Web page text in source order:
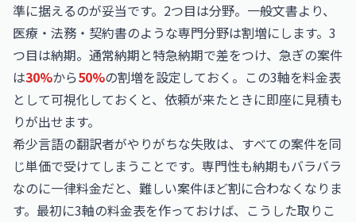
準に据えるのが妥当です。2つ目は分野。一般文書より、
医療・法務・契約書のような専門分野は割増にします。3
つ目は納期。通常納期と特急納期で差をつけ、急ぎの案件
は30%から50%の割増を設定しておく。この3軸を料金表
として可視化しておくと、依頼が来たときに即座に見積も
りが出せます。
希少言語の翻訳者がやりがちな失敗は、すべての案件を同
じ単価で受けてしまうことです。専門性も納期もバラバラ
なのに一律料金だと、難しい案件ほど割に合わなくなりま
す。最初に3軸の料金表を作っておけば、こうした取りこ